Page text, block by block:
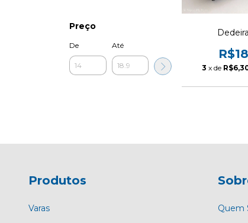
Preço
De Até
3 x de
Produtos
Varas Quem